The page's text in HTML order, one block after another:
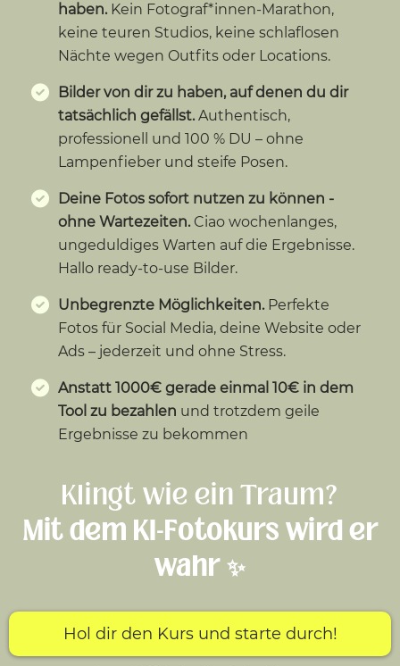
haben. Kein Fotograf*innen-Marathon,
keine teuren Studios, keine schlaflosen
Nächte wegen Outfits oder Locations.
Bilder von dir zu haben, auf denen du dir
tatsächlich gefällst. Authentisch,
professionell und 100 % DU – ohne
Lampenfieber und steife Posen.
Deine Fotos sofort nutzen zu können -
ohne Wartezeiten. Ciao wochenlanges,
ungeduldiges Warten auf die Ergebnisse.
Hallo ready-to-use Bilder.
Unbegrenzte Möglichkeiten. Perfekte
Fotos für Social Media, deine Website oder
Ads – jederzeit und ohne Stress.
Anstatt 1000€ gerade einmal 10€ in dem
Tool zu bezahlen und trotzdem geile
Ergebnisse zu bekommen
Klingt wie ein Traum?
Mit dem KI-Fotokurs wird er
wahr ✨
Hol dir den Kurs und starte durch!